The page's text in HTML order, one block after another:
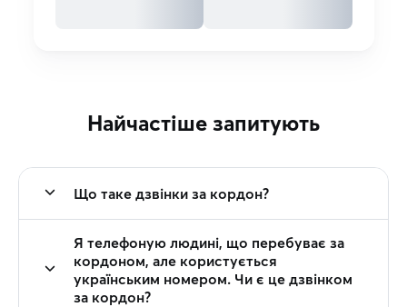
Найчастіше запитують
Що таке дзвінки за кордон?
Я телефоную людині, що перебуває за
кордоном, але користується
українським номером. Чи є це дзвінком
за кордон?